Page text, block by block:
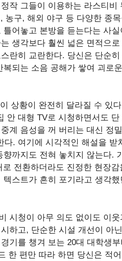
작 그들이 이용하는 라스티비
구, 해외 야구 등 다양한 종
어놓고 본방을 듣는다는 사
생각보다 훨씬 넓은 면적으
란히 교란한다. 당신은 단순
되는 소음 공해가 쌓여 괴로
상황이 완전히 달라질 수 있
안 대형 TV로 시청하면서도
계 음성을 꺼 버리는 대신 정
. 여기에 시각적인 해설을 받
까지도 전혀 놓치지 않는다.
전환하더라도 진정한 현장
스트가 흔히 포기라고 생각
시청이 아무 의도 없이도 이
하고, 단순한 시설 개선이 아
기를 챙겨 보는 20대 대학생
한 편만 따라 하면 당신은 적